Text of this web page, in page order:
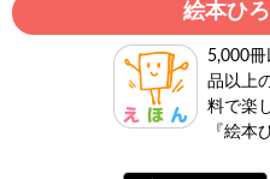
絵本ひ
5,000
品以上
料で楽
『絵本